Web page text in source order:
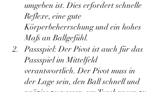
umgeben ist. Dies erfordert schnelle
Reflexe, eine gute
Körperbeherrschung und ein hohes
Maß an Ballgefühl.
Passspiel: Der Pivot ist auch für das
Passspiel im Mittelfeld
verantwortlich. Der Pivot muss in
der Lage sein, den Ball schnell und